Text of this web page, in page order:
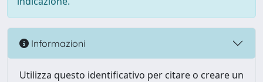
Informazioni
Utilizza questo identificativo per citare o creare un